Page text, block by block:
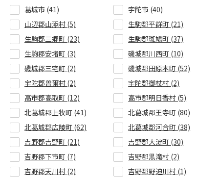
葛城市 (41)
宇陀市 (40)
山辺郡山添村 (5)
生駒郡平群町 (21)
生駒郡三郷町 (23)
生駒郡斑鳩町 (37)
生駒郡安堵町 (3)
磯城郡川西町 (10)
磯城郡三宅町 (2)
磯城郡田原本町 (52)
宇陀郡曽爾村 (2)
宇陀郡御杖村 (2)
高市郡高取町 (12)
高市郡明日香村 (5)
北葛城郡上牧町 (41)
北葛城郡王寺町 (80)
北葛城郡広陵町 (62)
北葛城郡河合町 (38)
吉野郡吉野町 (21)
吉野郡大淀町 (30)
吉野郡下市町 (7)
吉野郡黒滝村 (2)
吉野郡天川村 (2)
吉野郡野迫川村 (1)